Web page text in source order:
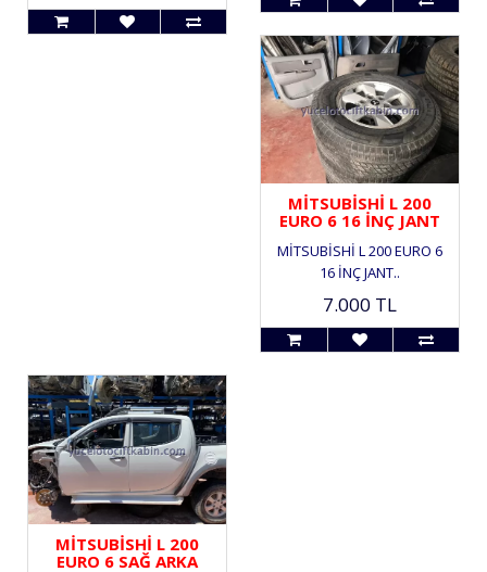
MİTSUBİSHİ L 200
EURO 6 16 İNÇ JANT
MİTSUBİSHİ L 200 EURO 6
16 İNÇ JANT..
7.000 TL
MİTSUBİSHİ L 200
EURO 6 SAĞ ARKA